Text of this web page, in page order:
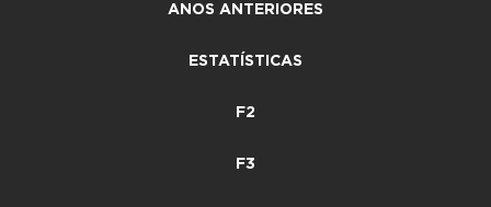
ANOS ANTERIORES
ESTATÍSTICAS
F2
F3